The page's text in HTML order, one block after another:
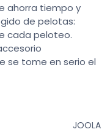
ahorra tiempo y
de pelotas:
cada peloteo.
se tome en serio el
JOOLA